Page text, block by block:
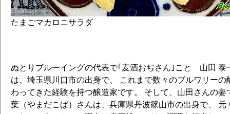
たまごマカロニサラダ
ぬとりブルーイングの代表で｢麦酒おぢさん｣こと 山田 泰
は、埼玉県川口市の出身で、 これまで数々のブルワリー
わってきた経験を持つ醸造家です。 そして、山田さんの
葉（やまだこば）さんは、兵庫県丹波篠山市の出身で、 元